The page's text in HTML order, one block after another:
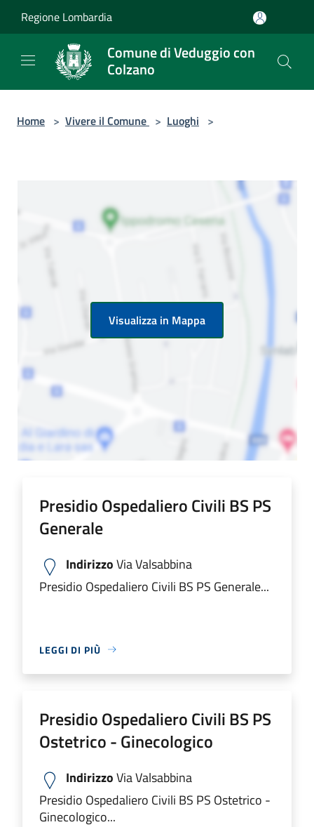
Regione Lombardia
Comune di Veduggio con
Colzano
Home > Vivere il Comune > Luoghi >
Visualizza in Mappa
Presidio Ospedaliero Civili BS PS
Generale
IndirizzoVia Valsabbina
Presidio Ospedaliero Civili BS PS Generale...
LEGGI DI PIÙ
Presidio Ospedaliero Civili BS PS
Ostetrico - Ginecologico
IndirizzoVia Valsabbina
Presidio Ospedaliero Civili BS PS Ostetrico -
Ginecologico...